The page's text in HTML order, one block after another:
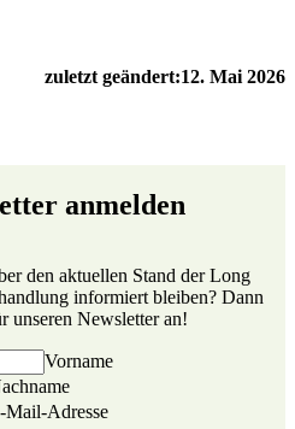
zuletzt geändert:12. Mai 2026
anmelden
den aktuellen Stand der Long
informiert bleiben? Dann
unseren Newsletter an!
Vorname
Mail-Adresse